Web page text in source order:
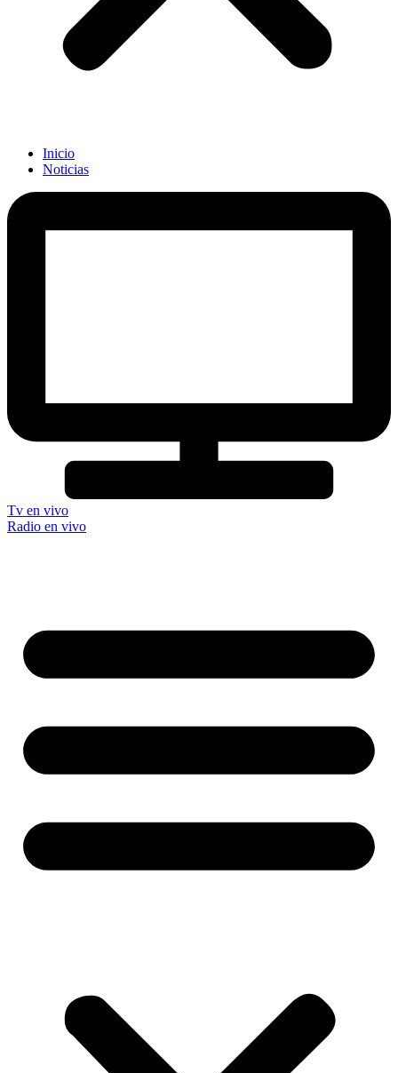
Inicio
Noticias
Tv en vivo
Radio en vivo